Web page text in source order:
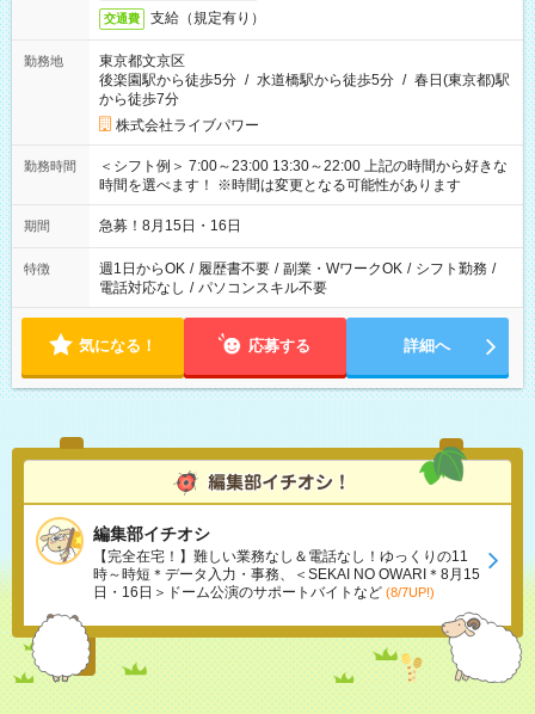
交通費 支給（規定有り）
勤務地
東京都文京区
後楽園駅から徒歩5分 / 水道橋駅から徒歩5分 / 春日(東京都)駅
から徒歩7分
株式会社ライブパワー
勤務時間
＜シフト例＞ 7:00～23:00 13:30～22:00 上記の時間から好きな
時間を選べます！ ※時間は変更となる可能性があります
期間 急募！8月15日・16日
特徴 週1日からOK / 履歴書不要 / 副業・WワークOK / シフト勤務 /
電話対応なし / パソコンスキル不要
気になる！ 応募する 詳細へ
編集部イチオシ
【完全在宅！】難しい業務なし＆電話なし！ゆっくりの11
時～時短＊データ入力・事務、＜SEKAI NO OWARI＊8月15
日・16日＞ドーム公演のサポートバイトなど (8/7UP!)